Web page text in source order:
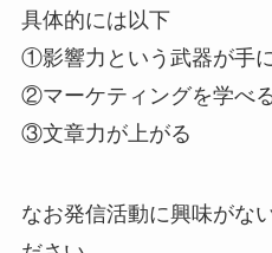
具体的には以下
①影響力という武器が手
②マーケティングを学べ
③文章力が上がる
なお発信活動に興味がな